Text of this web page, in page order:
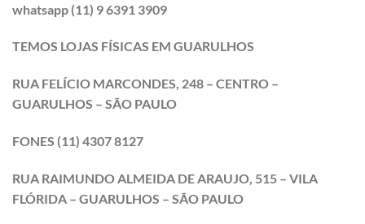
whatsapp (11) 9 6391 3909
TEMOS LOJAS FÍSICAS EM GUARULHOS
RUA FELÍCIO MARCONDES, 248 – CENTRO –
GUARULHOS – SÃO PAULO
FONES (11) 4307 8127
RUA RAIMUNDO ALMEIDA DE ARAUJO, 515 – VILA
FLÓRIDA – GUARULHOS – SÃO PAULO